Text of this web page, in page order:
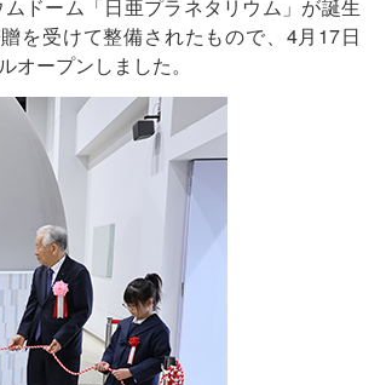
ドーム「日亜プラネタリウム」が誕生
を受けて整備されたもので、4月17日
オープンしました。